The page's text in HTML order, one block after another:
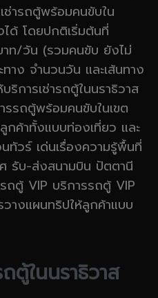
ช่ารถตู้พร้อมคนขับใน
ได้ โดยปกติเริ่มต้นที่
ท/วัน (รวมคนขับ ยังไม่
าง จำนวนวัน และเส้นทาง
การเช่ารถตู้ในนราธิวาส
รรถตู้พร้อมคนขับในเขต
ค้าทั้งแบบท่องเที่ยว และ
ทัวร์ เด่นเรื่องความรู้พื้นที่
รับ-ส่งสนามบิน ปัตตานี
ถตู้ VIP บริการรถตู้ VIP
วางแผนทริปให้ลูกค้าแบบ
ตู้ในนราธิวาส